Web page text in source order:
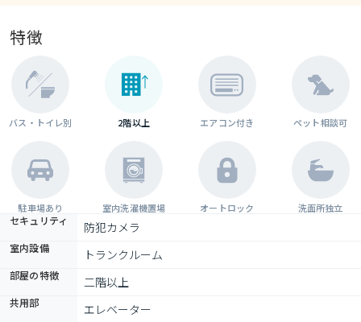
特徴
バス・トイレ別 2階以上 エアコン付き ペット相談可
駐車場あり 室内洗濯機置場 オートロック 洗面所独立
セキュリティ 防犯カメラ
室内設備 トランクルーム
部屋の特徴 二階以上
共用部 エレベーター